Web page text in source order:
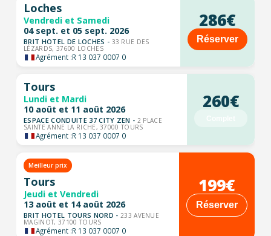
Loches
Vendredi et Samedi
04 sept. et 05 sept. 2026
BRIT HOTEL DE LOCHES - 33 RUE DES
LÉZARDS, 37600 LOCHES
Agrément :R 13 037 0007 0
286€
Réserver
Tours
Lundi et Mardi
10 août et 11 août 2026
ESPACE CONDUITE 37 CITY ZEN - 2 PLACE
SAINTE ANNE LA RICHE, 37000 TOURS
Agrément :R 13 037 0007 0
260€
Meilleur prix
Tours
Jeudi et Vendredi
13 août et 14 août 2026
BRIT HOTEL TOURS NORD - 233 AVENUE
MAGINOT, 37100 TOURS
Agrément :R 13 037 0007 0
199€
Réserver